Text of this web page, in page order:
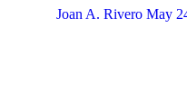
Joan A. Rivero May